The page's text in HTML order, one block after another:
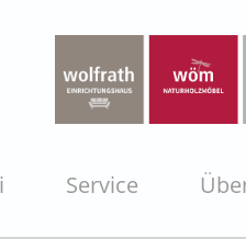
Service